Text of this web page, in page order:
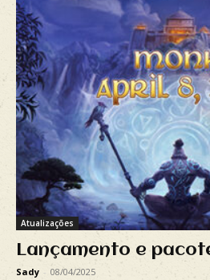
Atualizações
Lançamento e
Sady - 08/04/2025